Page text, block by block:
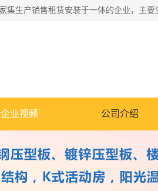
企业视频 公司介绍